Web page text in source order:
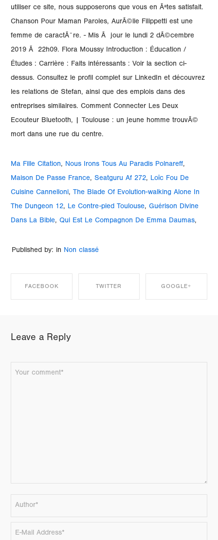
Ma Fille Citation, Nous Irons Tous Au Paradis Polnareff,
Maison De Passe France,Seatguru Af 272, Loïc Fou De
Cuisine Cannelloni, The Blade Of Evolution-walking Alone In
The Dungeon 12, Le Contre-pied Toulouse,Guérison Divine
Dans La Bible,Qui Est Le Compagnon De Emma Daumas,
Published by: in Non classé
FACEBOOK
FACEBOOK
TWITTER GOOGLE+
Leave a Reply